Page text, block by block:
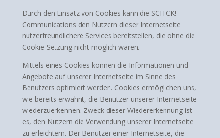
Durch den Einsatz von Cookies kann die SCHiCK!
Communications den Nutzern dieser Internetseite
nutzerfreundlichere Services bereitstellen, die ohne die
Cookie-Setzung nicht möglich wären.
Mittels eines Cookies können die Informationen und
Angebote auf unserer Internetseite im Sinne des
Benutzers optimiert werden. Cookies ermöglichen uns,
wie bereits erwähnt, die Benutzer unserer Internetseite
wiederzuerkennen. Zweck dieser Wiedererkennung ist
es, den Nutzern die Verwendung unserer Internetseite
zu erleichtern. Der Benutzer einer Internetseite, die